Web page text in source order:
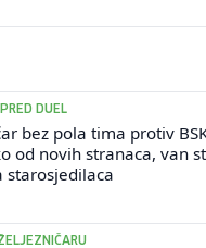
DUEL
bez pola tima protiv
od novih stranaca, van
starosjedilaca